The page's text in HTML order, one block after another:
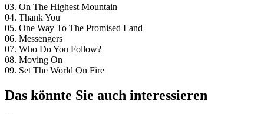
03. On The Highest Mountain
04. Thank You
05. One Way To The Promised Land
06. Messengers
07. Who Do You Follow?
08. Moving On
09. Set The World On Fire
Das könnte Sie auch interessieren